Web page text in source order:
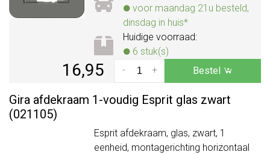
voor maandag 21u besteld,
dinsdag in huis*
Huidige voorraad:
6 stuk(s)
16,95 +
- Bestel
Gira afdekraam 1-voudig Esprit glas zwart
(021105)
Esprit afdekraam, glas, zwart, 1
eenheid, montagerichting horizontaal